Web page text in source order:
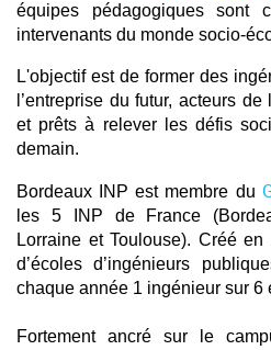
équipes pédagogiques sont
intervenants du monde socio-
L'objectif est de former des
l’entreprise du futur, acteurs
et prêts à relever les défis
demain.
Bordeaux INP est membre du
les 5 INP de France
Lorraine et Toulouse). Créé
d’écoles d’ingénieurs
chaque année 1 ingénieur sur 6
Fortement ancré sur le